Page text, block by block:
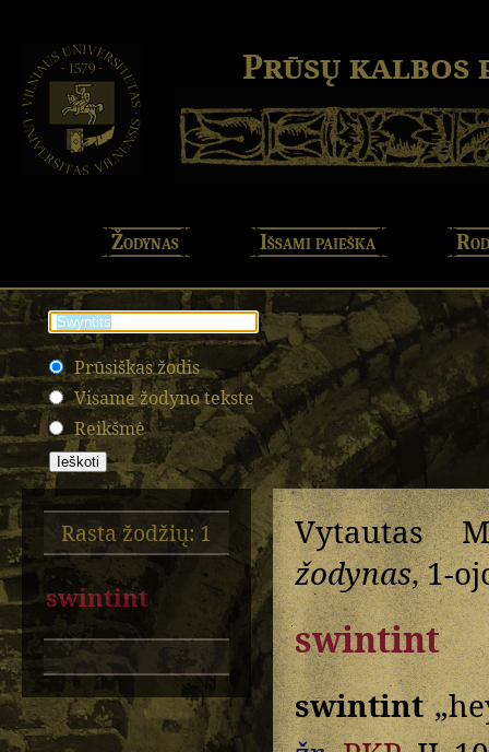
Prūsų kalbos
Žodynas Išsami paieška
Prūsiškas žodis
Visame žodyno tekste
Reikšmė
Rasta žodžių: 1
swintint
Vytautas
žodynas, 1-
swintint
swintint